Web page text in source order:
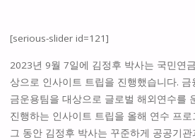
[serious-slider id=121]
2023년 9월 7일에 김정후 박사는 국민연
상으로 인사이트 트립을 진행했습니다.
금운용팀을 대상으로 글로벌 해외연수를
진행하는 인사이트 트립을 올해 연수 프
그 동안 김정후 박사는 꾸준하게 공공기